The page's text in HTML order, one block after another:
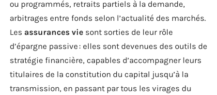
ou programmés, retraits partiels à la demande,
arbitrages entre fonds selon l’actualité des marchés.
Les assurances vie sont sorties de leur rôle
d’épargne passive : elles sont devenues des outils de
stratégie financière, capables d’accompagner leurs
titulaires de la constitution du capital jusqu’à la
transmission, en passant par tous les virages du